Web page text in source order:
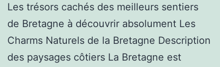
Les trésors cachés des meilleurs sentiers
de Bretagne à découvrir absolument Les
Charms Naturels de la Bretagne Description
des paysages côtiers La Bretagne est